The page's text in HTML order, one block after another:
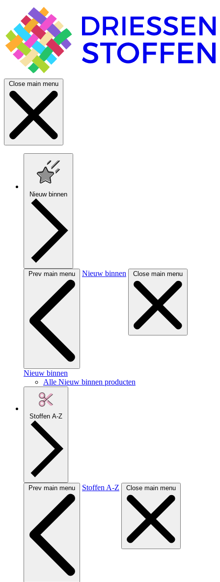
Close main menu
Nieuw binnen
Prev main menu Nieuw binnen Close main menu
Nieuw binnen
Alle Nieuw binnen producten
Stoffen A-Z
Prev main menu Stoffen A-Z Close main menu